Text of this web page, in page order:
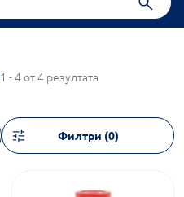
1 - 4 от 4 резултата
Филтри (0)